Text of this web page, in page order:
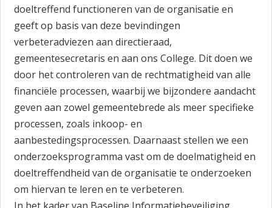
doeltreffend functioneren van de organisatie en
geeft op basis van deze bevindingen
verbeteradviezen aan directieraad,
gemeentesecretaris en aan ons College. Dit doen we
door het controleren van de rechtmatigheid van alle
financiële processen, waarbij we bijzondere aandacht
geven aan zowel gemeentebrede als meer specifieke
processen, zoals inkoop- en
aanbestedingsprocessen. Daarnaast stellen we een
onderzoeksprogramma vast om de doelmatigheid en
doeltreffendheid van de organisatie te onderzoeken
om hiervan te leren en te verbeteren.